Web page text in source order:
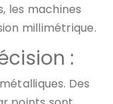
les machines
millimétrique.
:
Des